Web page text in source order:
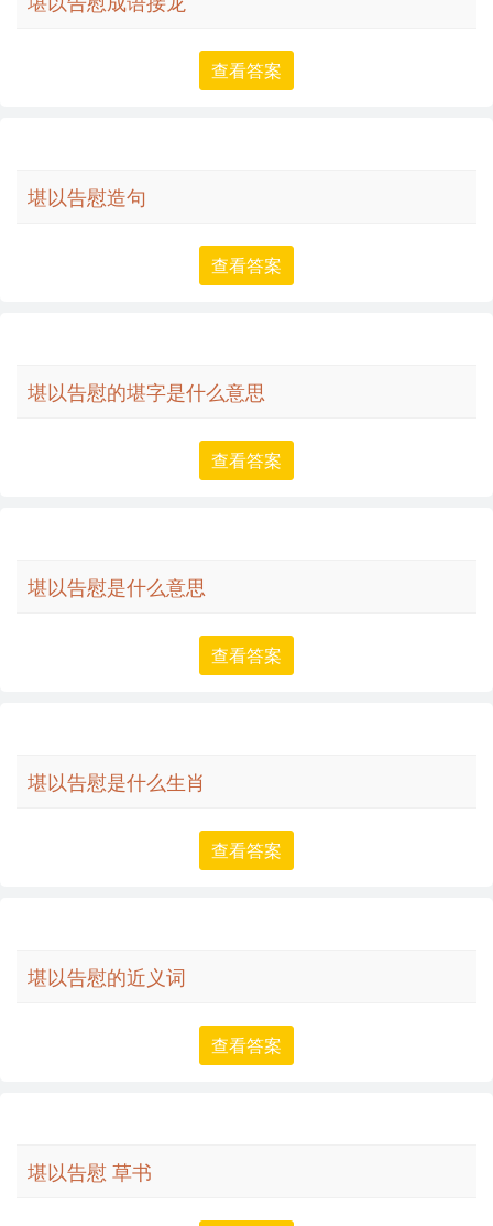
查看答案
堪以告慰造句
查看答案
堪以告慰的堪字是什么意思
查看答案
堪以告慰是什么意思
查看答案
堪以告慰是什么生肖
查看答案
堪以告慰的近义词
查看答案
堪以告慰 草书